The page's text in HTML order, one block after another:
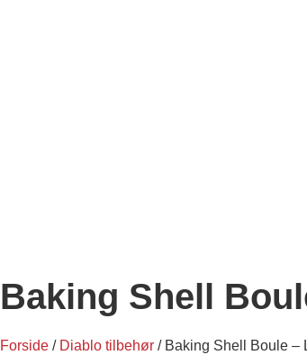
Baking Shell
Forside / Diablo tilbehør / Baking Shell Boule –